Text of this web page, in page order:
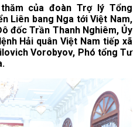
của đoàn Trợ lý Tổng
Liên bang Nga tới Việt Nam,
đốc Trần Thanh Nghiêm, Ủy
Hải quân Việt Nam tiếp xã
Vorobyov, Phó tổng Tư